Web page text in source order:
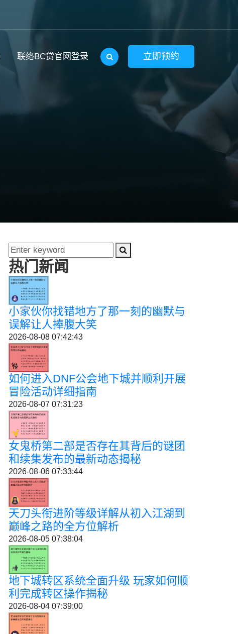
联络BC贷官网登录 立即预约
热门新闻
小家伙你找错地方了那一刻的幽默与
误解让人捧腹大笑
2026-08-08 07:42:43
如何进入DNF公会地下城并顺利开展
冒险活动详细指南
2026-08-07 07:31:23
女鬼桥第二部是否存在其背后的谜团
和续集发布的最新动态揭秘
2026-08-06 07:33:44
天刀头衔进阶等级详解从初入江湖到
巅峰之路的全方位解析
2026-08-05 07:38:04
地下城转区系统全面升级 玩家如何顺
利完成转区操作揭秘
2026-08-04 07:39:00